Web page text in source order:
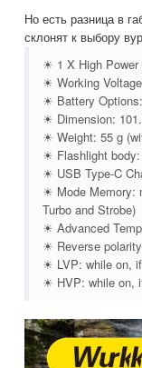
Но есть разница в
склонят к выбору
☀ 1 X High Power
☀ Working
☀ Battery
☀ Dimension:
☀ Weight: 55 g
☀ Flashlight body:
☀ USB Type-C
☀ Mode Memory:
Turbo and Strobe)
☀ Advanced
☀ Reverse
☀ LVP: while on,
☀ HVP: while on,